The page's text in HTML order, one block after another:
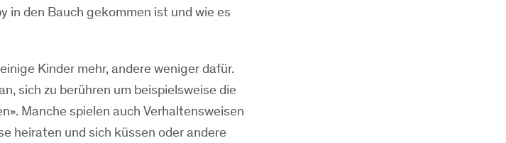
in den Bauch gekommen ist und wie es
Kinder mehr, andere weniger dafür.
sich zu berühren um beispielsweise die
Manche spielen auch Verhaltensweisen
heiraten und sich küssen oder andere